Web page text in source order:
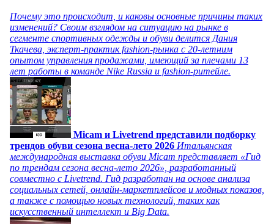
Почему это происходит, и каковы основные причины таких
изменений? Своим взглядом на ситуацию на рынке в
сегменте спортивных одежды и обуви делится Дания
Ткачева, эксперт-практик fashion-рынка с 20-летним
опытом управления продажами, имеющий за плечами 13
лет работы в команде Nike Russia и fashion-ритейле.
Micam и Livetrend представили подборку
трендов обуви сезона весна-лето 2026 Итальянская
международная выставка обуви Micam представляет «Гид
по трендам сезона весна-лето 2026», разработанный
совместно с Livetrend. Гид разработан на основе анализа
социальных сетей, онлайн-маркетплейсов и модных показов,
а также с помощью новых технологий, таких как
искусственный интеллект и Big Data.